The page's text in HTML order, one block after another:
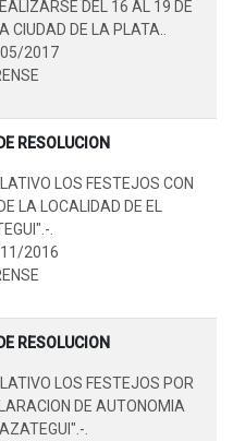
DEL 16 AL 19 DE
CIUDAD DE LA PLATA..
2017
RESOLUCION
LOS FESTEJOS CON
LA LOCALIDAD DE EL
.
2016
RESOLUCION
LOS FESTEJOS POR
DE AUTONOMIA
.